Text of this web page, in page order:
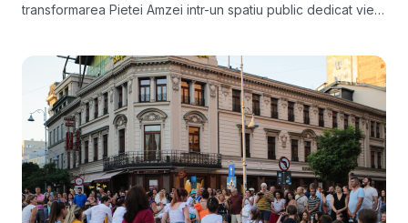
transformarea Pietei Amzei intr-un spatiu public dedicat vietii